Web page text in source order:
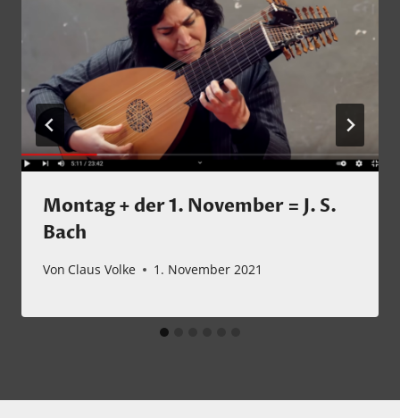
Montag + der 1. November = J. S.
Bach
Von Claus Volke 1. November 2021